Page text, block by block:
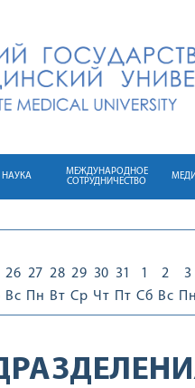
НАУКА
МЕЖДУНАРОДНОЕ
СОТРУДНИЧЕСТВО
26
Вс
27
Пн
28
Вт
29
Ср
30
Чт
31
Пт
1
Сб
2
Вс
3